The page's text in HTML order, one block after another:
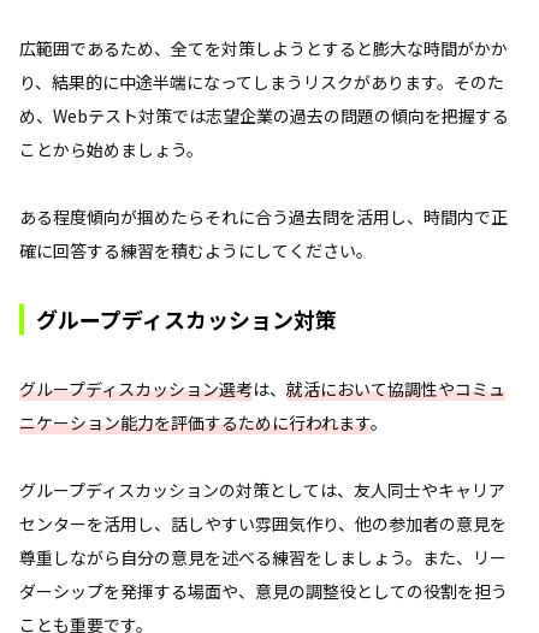
広範囲であるため、全てを対策しようとすると膨大な時間がかか
り、結果的に中途半端になってしまうリスクがあります。そのた
め、Webテスト対策では志望企業の過去の問題の傾向を把握する
ことから始めましょう。
ある程度傾向が掴めたらそれに合う過去問を活用し、時間内で正
確に回答する練習を積むようにしてください。
グループディスカッション対策
グループディスカッション選考は、 就活において協調性やコミュ
ニケーション能力を評価するために行われます。
グループディスカッションの対策としては、友人同士やキャリア
センターを活用し、話しやすい雰囲気作り、他の参加者の意見を
尊重しながら自分の意見を述べる練習をしましょう。また、リー
ダーシップを発揮する場面や、意見の調整役としての役割を担う
ことも重要です。